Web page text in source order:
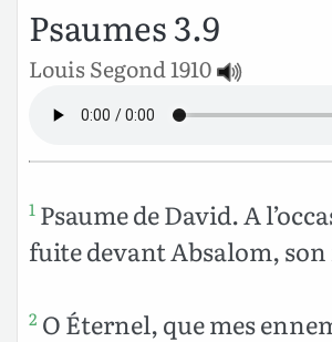
Psaumes 3.9
Louis Segond 1910
1 Psaume de David. A
fuite devant Absalom,
2 O Éternel, que mes